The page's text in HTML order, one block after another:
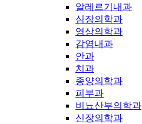
알레르기내과
심장의학과
영상의학과
감염내과
안과
치과
종양의학과
피부과
비뇨산부의학과
신장의학과